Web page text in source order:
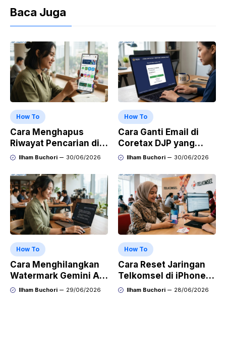
Baca Juga
How To
Cara Menghapus
Riwayat Pencarian di
Play Store di HP
OPPO, dan Vivo
Ilham Buchori 30/06/2026
How To
Cara Ganti Email di
Coretax DJP yang
Sudah Tidak Aktif
Ilham Buchori 30/06/2026
How To
Cara Menghilangkan
Watermark Gemini AI
dengan Mudah Hasil
Ilham Buchori 29/06/2026
How To
Cara Reset Jaringan
Telkomsel di iPhone
agar Koneksi Stabil
Ilham Buchori 28/06/2026